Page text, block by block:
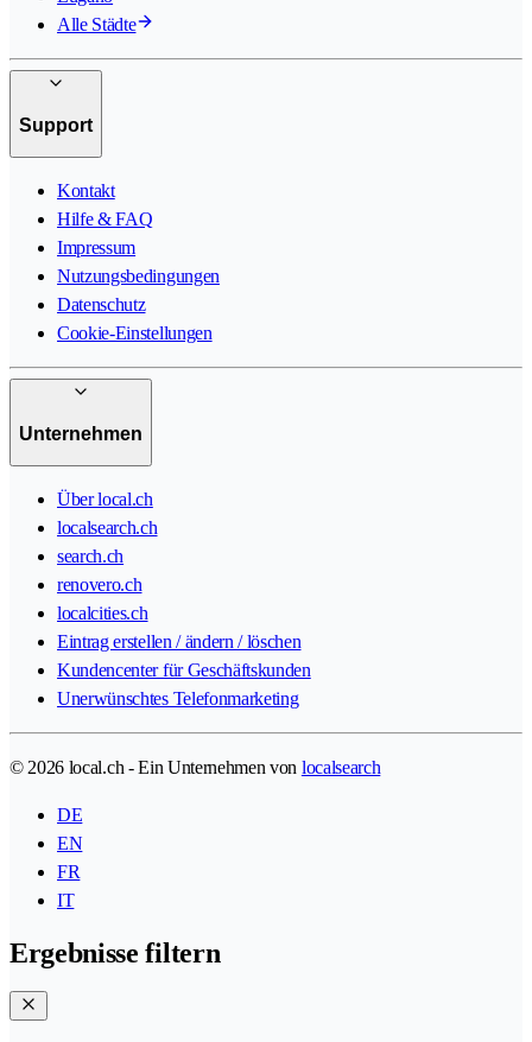
Alle Städte
Support
Kontakt
Hilfe & FAQ
Impressum
Nutzungsbedingungen
Datenschutz
Cookie-Einstellungen
Unternehmen
Über local.ch
localsearch.ch
search.ch
renovero.ch
localcities.ch
Eintrag erstellen / ändern / löschen
Kundencenter für Geschäftskunden
Unerwünschtes Telefonmarketing
© 2026 local.ch - Ein Unternehmen von localsearch
DE
EN
FR
IT
Ergebnisse filtern